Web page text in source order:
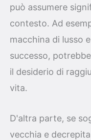
può assumere
contesto. Ad
macchina di lusso
successo,
il desiderio di
vita.
D'altra parte, se
vecchia e